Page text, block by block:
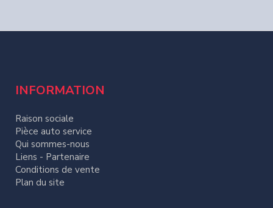
INFORMATION
Raison sociale
Pièce auto service
Qui sommes-nous
Liens - Partenaire
Conditions de vente
Plan du site